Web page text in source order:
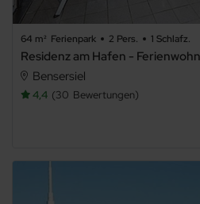
64 m² Ferienpark 2 Pers. 1 Schlafz.
Residenz am Hafen -
Bensersiel
4,4 30 Bewertungen